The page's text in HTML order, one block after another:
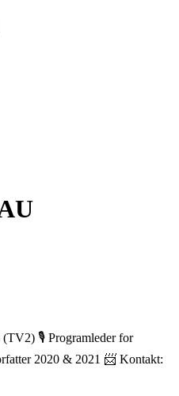
🎙 Programleder for
2020 & 2021 📨 Kontakt: